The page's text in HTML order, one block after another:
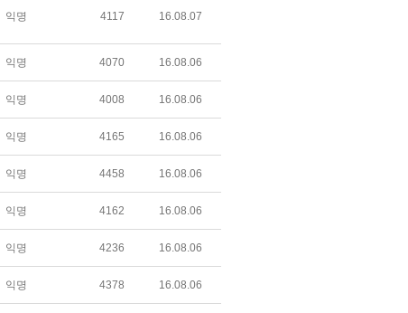
익명 4117 16.08.07
익명 4070 16.08.06
익명 4008 16.08.06
익명 4165 16.08.06
익명 4458 16.08.06
익명 4162 16.08.06
익명 4236 16.08.06
익명 4378 16.08.06